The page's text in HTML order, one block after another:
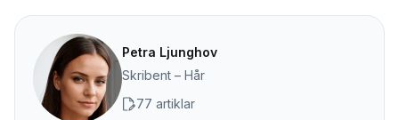
Petra Ljunghov
Skribent – Hår
77 artiklar